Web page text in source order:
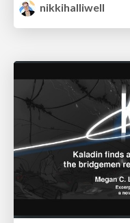
nikkihalliwell